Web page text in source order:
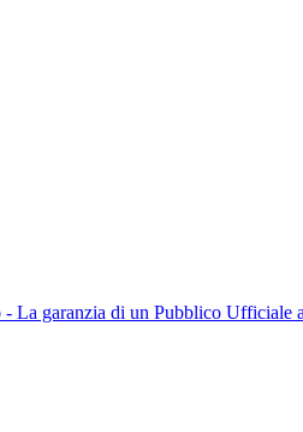
garanzia di un Pubblico Ufficiale